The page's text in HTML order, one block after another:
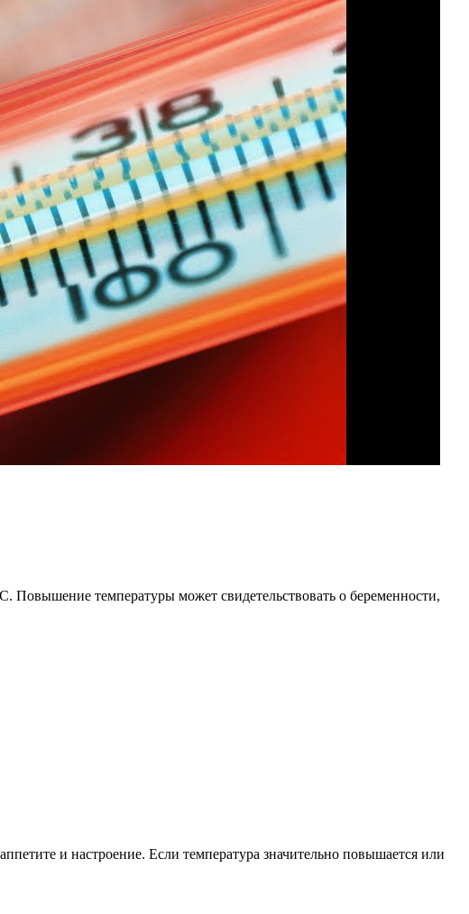
Повышение температуры может свидетельствовать о беременности,
и настроение. Если температура значительно повышается или